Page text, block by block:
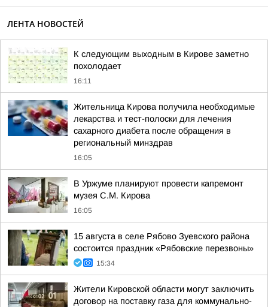
ЛЕНТА НОВОСТЕЙ
К следующим выходным в Кирове заметно
похолодает
16:11
Жительница Кирова получила необходимые
лекарства и тест-полоски для лечения
сахарного диабета после обращения в
региональный минздрав
16:05
В Уржуме планируют провести капремонт
музея С.М. Кирова
16:05
15 августа в селе Рябово Зуевского района
состоится праздник «Рябовские перезвоны»
15:34
Жители Кировской области могут заключить
договор на поставку газа для коммунально-